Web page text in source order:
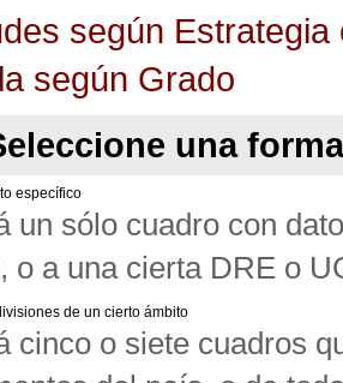
según
según Grado
una
específico
un sólo cuadro con
o a una cierta DRE o
de un cierto ámbito
cinco o siete cuadros